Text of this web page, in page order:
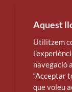
Aquest
Utilitzem
navegació
“Acceptar
que voleu